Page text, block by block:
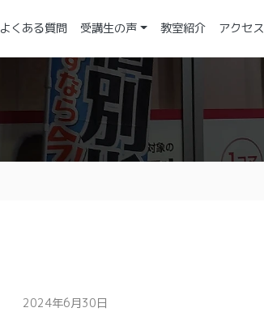
よくある質問 受講生の声 教室紹介 アクセス
2024年6月30日